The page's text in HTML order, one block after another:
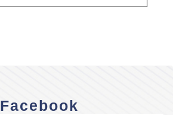
Facebook